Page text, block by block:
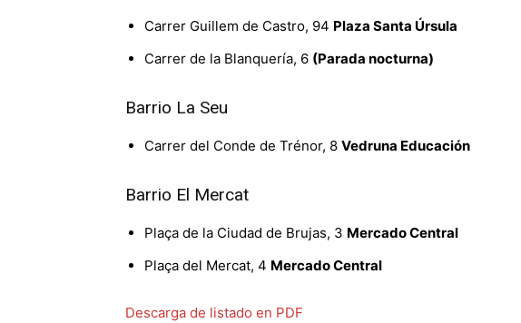
Carrer Guillem de Castro, 94 Plaza Santa Úrsula
Carrer de la Blanquería, 6 (Parada nocturna)
Barrio La Seu
Carrer del Conde de Trénor, 8 Vedruna Educación
Barrio El Mercat
Plaça de la Ciudad de Brujas, 3 Mercado Central
Plaça del Mercat, 4 Mercado Central
Descarga de listado en PDF